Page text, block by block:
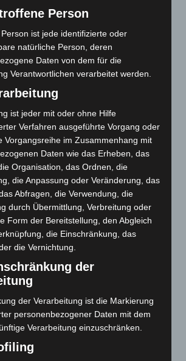
1
jacquard woven, 8,5 cm width,
quantity on request
tax & shipping
Person
ist jede identifizierte oder
natürliche Person, deren
Daten von dem für die
Verantwortlichen verarbeitet werden.
ist jeder mit oder ohne Hilfe
Verfahren ausgeführte Vorgang oder
Vorgangsreihe im Zusammenhang mit
Daten wie das Erheben, das
Organisation, das Ordnen, die
die Anpassung oder Veränderung, das
Abfragen, die Verwendung, die
durch Übermittlung, Verbreitung oder
Form der Bereitstellung, den Abgleich
die Einschränkung, das
die Vernichtung.
der
der Verarbeitung ist die Markierung
personenbezogener Daten mit dem
Verarbeitung einzuschränken.